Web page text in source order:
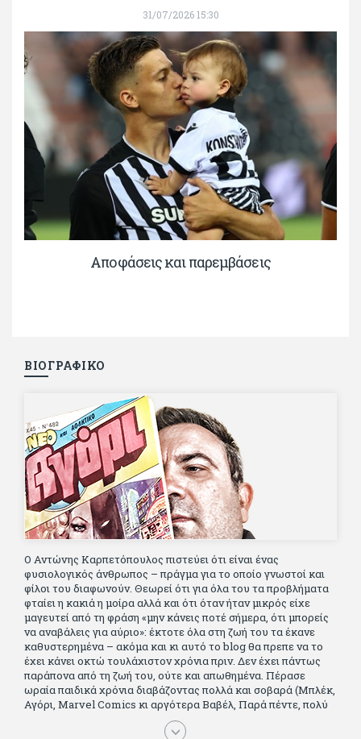
31/07/2026 15:30
Αποφάσεις και παρεμβάσεις
ΒΙΟΓΡΑΦΙΚΟ
Ο Αντώνης Καρπετόπουλος πιστεύει ότι είναι ένας
φυσιολογικός άνθρωπος – πράγμα για το οποίο γνωστοί και
φίλοι του διαφωνούν. Θεωρεί ότι για όλα του τα προβλήματα
φταίει η κακιά η μοίρα αλλά και ότι όταν ήταν μικρός είχε
μαγευτεί από τη φράση «μην κάνεις ποτέ σήμερα, ότι μπορείς
να αναβάλεις για αύριο»: έκτοτε όλα στη ζωή του τα έκανε
καθυστερημένα – ακόμα και κι αυτό το blog θα πρεπε να το
έχει κάνει οκτώ τουλάχιστον χρόνια πριν. Δεν έχει πάντως
παράπονα από τη ζωή του, ούτε και απωθημένα. Πέρασε
ωραία παιδικά χρόνια διαβάζοντας πολλά και σοβαρά (Μπλέκ,
Αγόρι, Μarvel Comics κι αργότερα Βαβέλ, Παρά πέντε, πολύ
Αλέξανδρο Δουμά και αρκετό Ιούλιο Βέρν πριν τον κερδίσουν
τα αστυνομικά), απέκτησε τους σωστούς φίλους κυρίως γιατί